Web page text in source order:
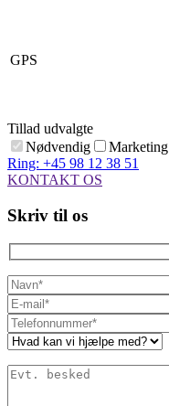
GPS
Tillad udvalgte
Nødvendig
Marketing
Ring: +45 98 12 38 51
KONTAKT OS
Skriv til os